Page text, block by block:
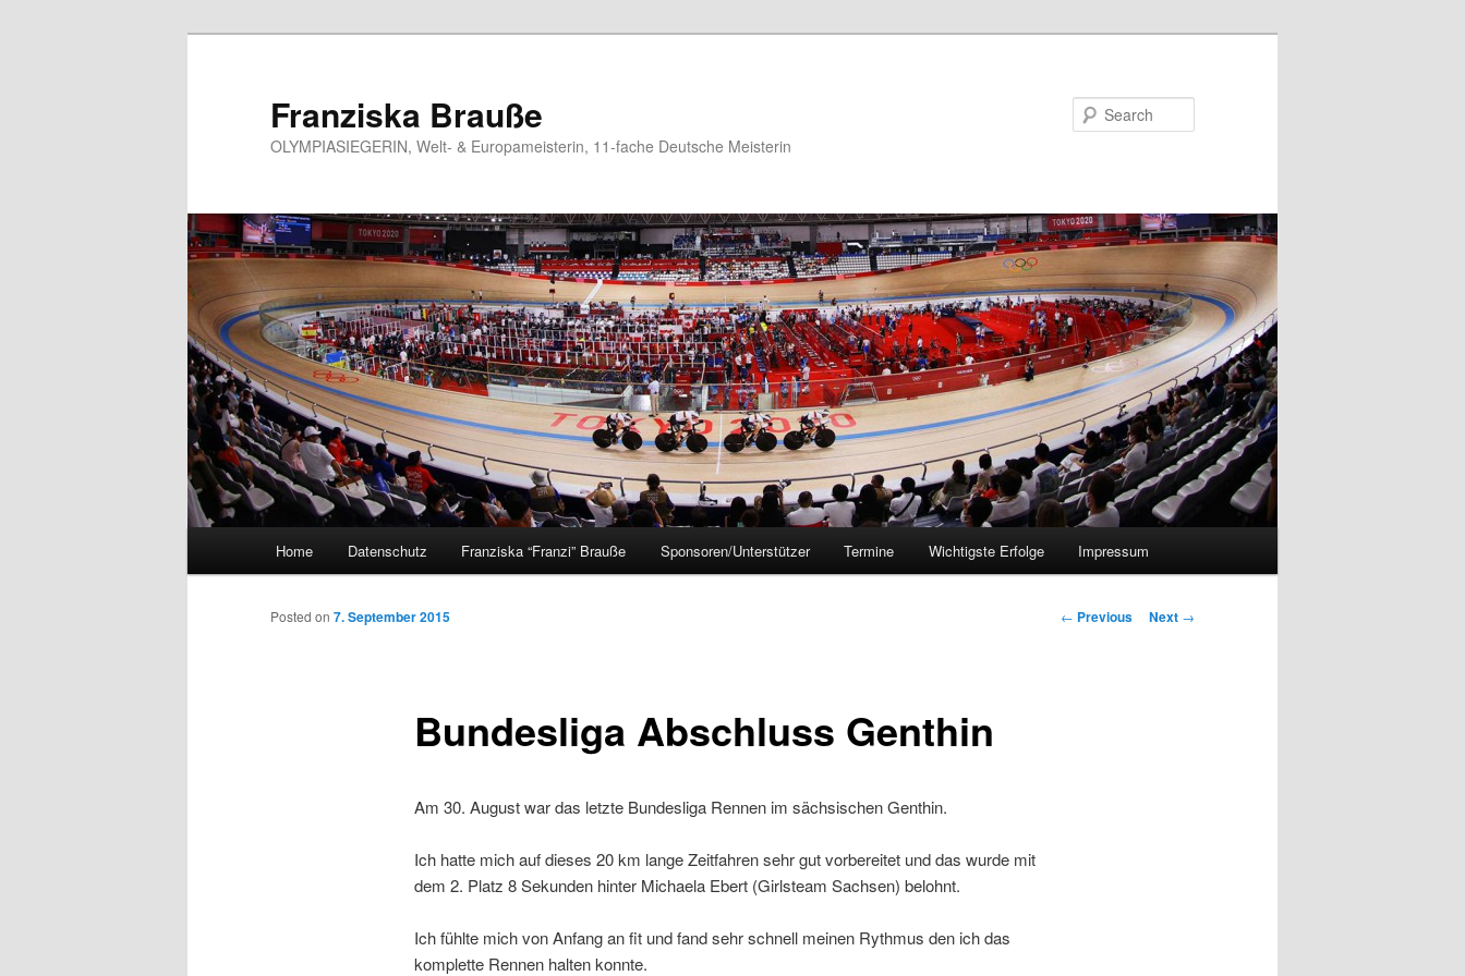
Franziska Brauße
OLYMPIASIEGERIN, Welt- & Europameisterin, 11-fache Deutsche Meisterin
Home Datenschutz Franziska “Franzi” Brauße Sponsoren/Unterstützer Termine Wichtigste Erfolge Impressum
Post
← Previous Next →
Bundesliga Abschluss Genthin
Posted on 7. September 2015
Am 30. August war das letzte Bundesliga Rennen im sächsischen Genthin.
Ich hatte mich auf dieses 20 km lange Zeitfahren sehr gut vorbereitet und das wurde mit
dem 2. Platz 8 Sekunden hinter Michaela Ebert (Girlsteam Sachsen) belohnt.
Ich fühlte mich von Anfang an fit und fand sehr schnell meinen Rythmus den ich das
komplette Rennen halten konnte.